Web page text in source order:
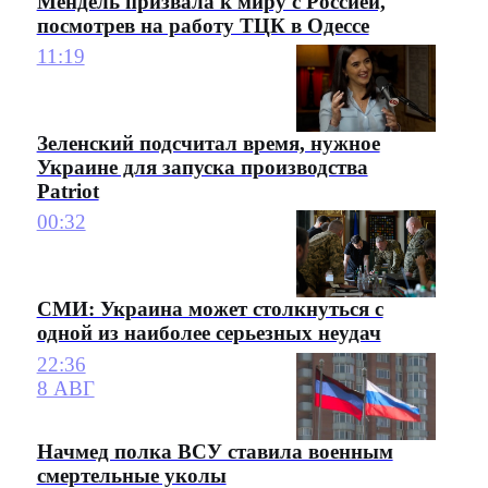
посмотрев на работу ТЦК в Одессе
11:19
Зеленский подсчитал время, нужное
Украине для запуска производства
Patriot
00:32
СМИ: Украина может столкнуться с
одной из наиболее серьезных неудач
22:36
8 АВГ
Начмед полка ВСУ ставила военным
смертельные уколы